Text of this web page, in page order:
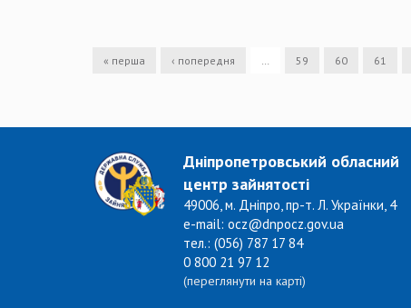
« перша ‹ попередня … 59 60 61
Дніпропетровський обласний
центр зайнятості
49006, м. Дніпро, пр-т. Л. Українки, 4
e-mail: ocz@dnpocz.gov.ua
тел.: (056) 787 17 84
0 800 21 97 12
(переглянути на карті)